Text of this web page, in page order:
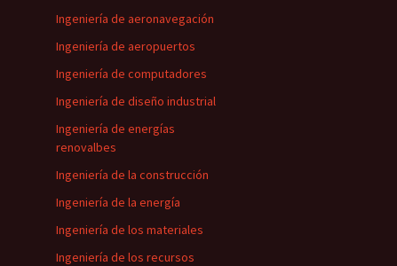
Ingeniería de aeronavegación
Ingeniería de aeropuertos
Ingeniería de computadores
Ingeniería de diseño industrial
Ingeniería de energías
renovalbes
Ingeniería de la construcción
Ingeniería de la energía
Ingeniería de los materiales
Ingeniería de los recursos